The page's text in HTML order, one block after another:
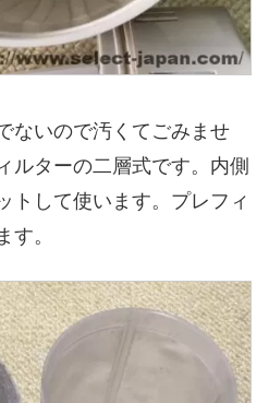
ないので汚くてごみませ
ルターの二層式です。内側
トして使います。プレフィ
す。